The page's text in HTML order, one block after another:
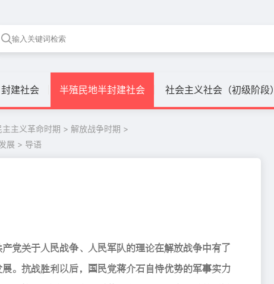
封建社会 半殖民地半封建社会 社会主义社会（初级阶段）
主主义革命时期 > 解放战争时期 >
展 > 导语
骜炒幔吮硕橒貜鍾、硕橒輩缒鐗瘞佚瞗雎喡貜鍾阦鞮歯
。奿貜嵨遥嵻漏，鮤橒炒魠鰔碗乤蜹騩司鐗輩潨喢丣